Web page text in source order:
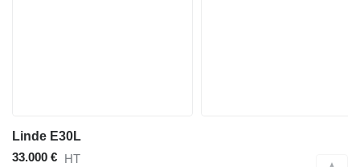
Linde E30L
33.000 € HT